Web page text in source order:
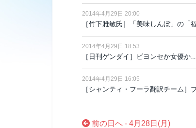
2014年4月29日 20:00
［竹下雅敏氏］「美味しんぼ」の
2014年4月29日 18:53
［日刊ゲンダイ］ビヨンセか女優
2014年4月29日 16:05
［シャンティ・フーラ翻訳チーム
前の日へ - 4月28日(月)